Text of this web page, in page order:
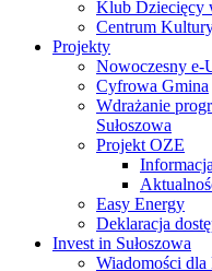
Klub Dziecięcy
Centrum
Projekty
Nowoczesny e-
Cyfrowa Gmina
Wdrażanie
Sułoszowa
Projekt OZE
Easy Energy
Deklaracja
Invest in Sułoszowa
Wiadomości dla